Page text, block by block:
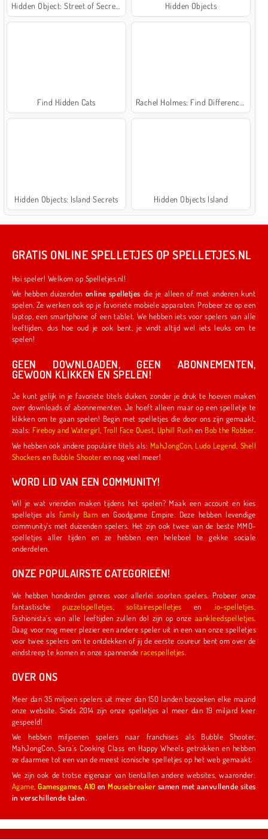
Hidden Objects
Find Hidden Cats
Hidden Objects: Island Secrets Hidden Objects Island
GRATIS ONLINE SPELLETJES OP SPELLETJES.NL
Hoi speler! Welkom op Spelletjes.nl!
We hebben duizenden online spelletjes die je alleen of met anderen kunt
spelen. Ze werken ook op je favoriete mobiele apparaten. Probeer ze op een
laptop, een smartphone of een tablet. We hebben iets voor spelers van alle
leeftijden, dus hoe oud je ook bent, je vindt altijd wel iets leuks om te
spelen!
GEEN DOWNLOADEN, GEEN ABONNEMENTEN,
GEWOON KLIKKEN EN SPELEN!
Je kunt gelijk in je favoriete titels duiken, zonder je druk te hoeven maken
over downloads of abonnementen. Je hoeft alleen maar op een spelletje te
klikken om te gaan spelen! Begin met spelletjes die door ons zijn gemaakt,
zoals:
Fireboy and Watergirl ,Troll Face Quest Uphill Rush en Bob the Robber
We hebben ook andere populaire titels als: MahJongCon Ludo Legend Shell
Shockers en Bubble Shooter en nog veel meer!
WORD LID VAN EEN COMMUNITY!
Wil je wat vrienden maken tijdens het spelen? Maak een account en kies
spelletjes als
Family Barn en Goodgame Empire. Deze hebben levendige
community's met duizenden spelers. Het zijn ook twee van de beste MMO-
spelletjes aller tijden en ze hebben een heleboel te gekke sociale
onderdelen.
ONZE POPULAIRSTE CATEGORIEËN!
We hebben honderden genres voor allerlei soorten spelers. Probeer onze
fantastischepuzzelspelletjes solitairespelletjes en .io-spelletjes
Fashionista's van alle leeftijden zullen dol zijn op onze aankleedspelletjes
Daag voor nog meer plezier een andere speler uit in een van onze spelletjes
voor twee spelers om te ontdekken of jij de eerste coureur bent om over de
eindstreep te komen in onze spannenderacespelletjes
OVER ONS
Meer dan 35 miljoen spelers uit meer dan 150 landen bezoeken elke maand
onze website. Sinds 2014 zijn onze spelletjes al meer dan 19 miljard keer
gespeeld!
We hebben miljoenen spelers naar franchises als Bubble Shooter,
MahJongCon, Sara's Cooking Class en Happy Wheels getrokken en hebben
ze daarmee tot een van de meest iconische spelletjes op het web gemaakt.
We zijn ook de trotse eigenaar van tientallen andere websites, waaronder:
Agame ,Gamesgames,A10 enMousebreaker samen met aanvullende sites
in verschillende talen.